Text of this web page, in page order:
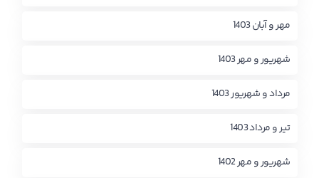
مهر و آبان 1403
شهریور و مهر 1403
مرداد و شهریور 1403
تیر و مرداد 1403
شهریور و مهر 1402